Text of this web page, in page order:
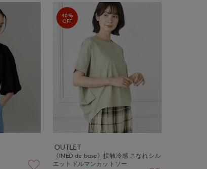
40%
OFF
OUTLET
《INED de base》接触冷感 こなれシル
エットドルマンカットソー